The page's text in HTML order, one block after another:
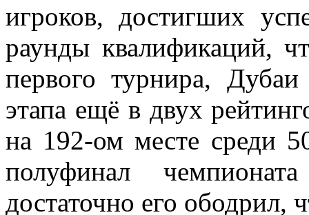
игроков, достигших
раунды квалификаций,
первого турнира,
этапа ещё в двух
на 192-ом месте среди
полуфинал
достаточно его ободрил,